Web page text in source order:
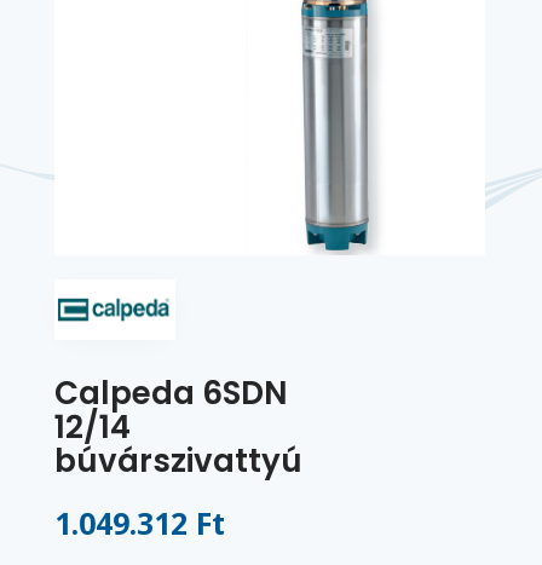
Calpeda 6SDN
12/14
búvárszivattyú
1.049.312 Ft